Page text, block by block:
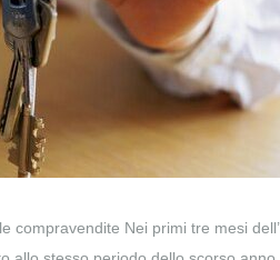
compravendite Nei primi tre mesi